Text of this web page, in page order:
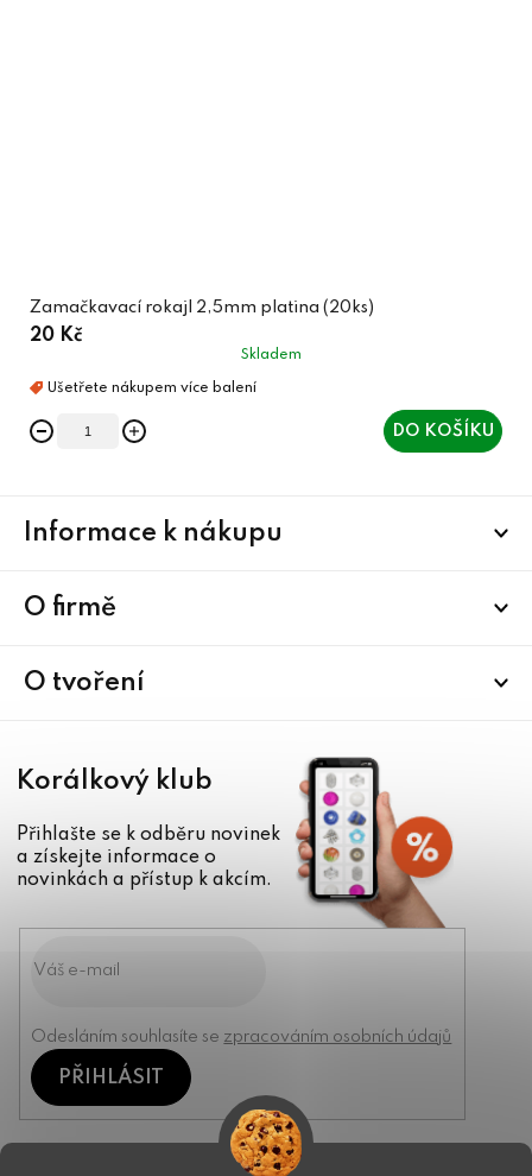
Zamačkavací rokajl 2,5mm platina (20ks)
20 Kč
Skladem
DO KOŠÍKU
Informace k nákupu
O firmě
O tvoření
Korálkový klub
Přihlašte se k odběru novinek
a získejte informace o
novinkách a přístup k akcím.
Odesláním souhlasíte se zpracováním osobních údajů
PŘIHLÁSIT